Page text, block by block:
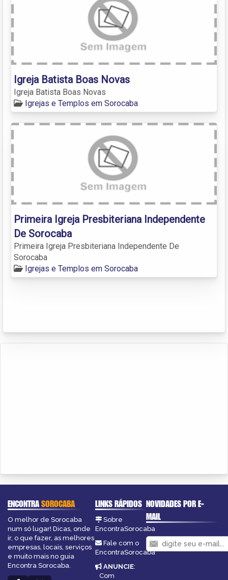
Igreja Batista Boas Novas
Igreja Batista Boas Novas
Igrejas e Templos em Sorocaba
Primeira Igreja Presbiteriana Independente
De Sorocaba
Primeira Igreja Presbiteriana Independente De
Sorocaba
Igrejas e Templos em Sorocaba
ENCONTRASOROCABA
O melhor de Sorocaba
num só lugar! Dicas, onde
ir, o que fazer, as melhores
empresas, locais, serviços
e muito mais no guia
Encontra Sorocaba.
LINKS RÁPIDOS
Sobre
EncontraSorocaba
Fale com o
EncontraSorocaba
ANUNCIE:
Com
NOVIDADES POR E-
MAIL